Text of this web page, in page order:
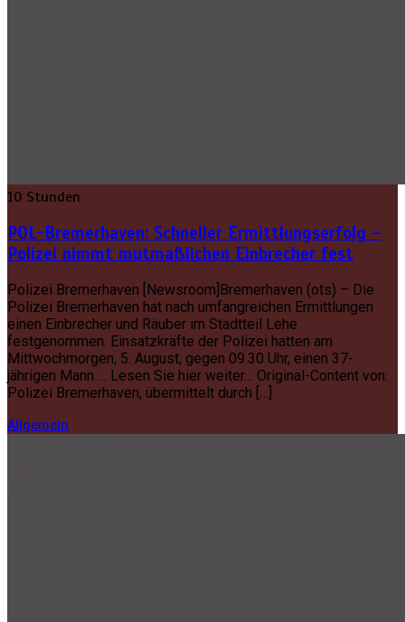
10 Stunden
POL-Bremerhaven: Schneller Ermittlungserfolg –
Polizei nimmt mutmaßlichen Einbrecher fest
Polizei Bremerhaven [Newsroom]Bremerhaven (ots) – Die
Polizei Bremerhaven hat nach umfangreichen Ermittlungen
einen Einbrecher und Räuber im Stadtteil Lehe
festgenommen. Einsatzkräfte der Polizei hatten am
Mittwochmorgen, 5. August, gegen 09.30 Uhr, einen 37-
jährigen Mann … Lesen Sie hier weiter… Original-Content von:
Polizei Bremerhaven, übermittelt durch […]
Allgemein